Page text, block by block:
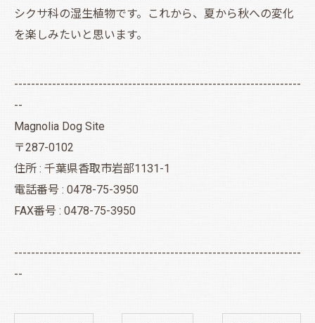
シクサ科の湿生植物です。これから、夏から秋への変化
を楽しみたいと思います。
--------------------------------------------------------------------
--
Magnolia Dog Site
〒287-0102
住所 : 千葉県香取市岩部1131-1
電話番号 : 0478-75-3950
FAX番号 : 0478-75-3950
--------------------------------------------------------------------
--